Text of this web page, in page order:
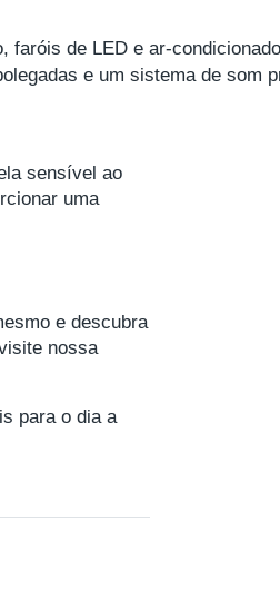
faróis de LED e ar-
e um sistema de som
sensível ao
uma
e descubra
nossa
para o dia a